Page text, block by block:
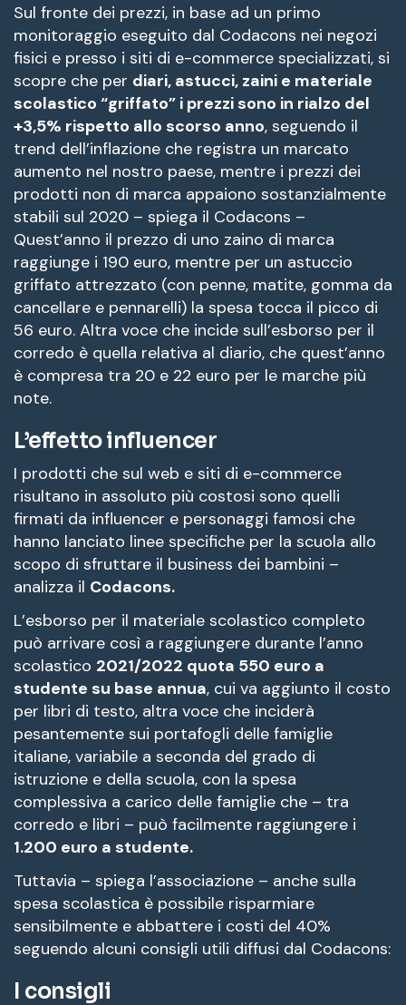
Sul fronte dei prezzi, in base ad un primo
monitoraggio eseguito dal Codacons nei negozi
fisici e presso i siti di e-commerce specializzati, si
scopre che per diari, astucci, zaini e materiale
scolastico “griffato” i prezzi sono in rialzo del
+3,5% rispetto allo scorso anno, seguendo il
trend dell’inflazione che registra un marcato
aumento nel nostro paese, mentre i prezzi dei
prodotti non di marca appaiono sostanzialmente
stabili sul 2020 – spiega il Codacons –
Quest’anno il prezzo di uno zaino di marca
raggiunge i 190 euro, mentre per un astuccio
griffato attrezzato (con penne, matite, gomma da
cancellare e pennarelli) la spesa tocca il picco di
56 euro. Altra voce che incide sull’esborso per il
corredo è quella relativa al diario, che quest’anno
è compresa tra 20 e 22 euro per le marche più
note.
L’effetto influencer
I prodotti che sul web e siti di e-commerce
risultano in assoluto più costosi sono quelli
firmati da influencer e personaggi famosi che
hanno lanciato linee specifiche per la scuola allo
scopo di sfruttare il business dei bambini –
analizza il Codacons.
L’esborso per il materiale scolastico completo
può arrivare così a raggiungere durante l’anno
scolastico 2021/2022 quota 550 euro a
studente su base annua, cui va aggiunto il costo
per libri di testo, altra voce che inciderà
pesantemente sui portafogli delle famiglie
italiane, variabile a seconda del grado di
istruzione e della scuola, con la spesa
complessiva a carico delle famiglie che – tra
corredo e libri – può facilmente raggiungere i
1.200 euro a studente.
Tuttavia – spiega l’associazione – anche sulla
spesa scolastica è possibile risparmiare
sensibilmente e abbattere i costi del 40%
seguendo alcuni consigli utili diffusi dal Codacons:
I consigli